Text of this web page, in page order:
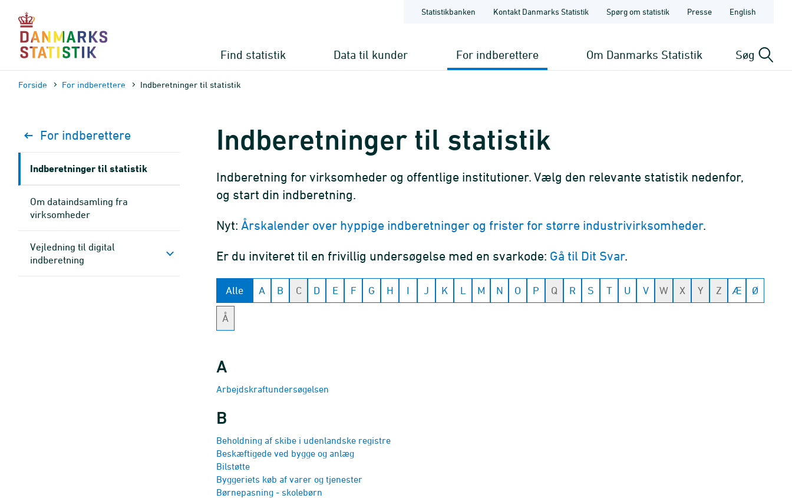
sidens
indhold
Statistikbanken Kontakt Danmarks Statistik Spørg om statistik Presse English
Find statistik Data til kunder For indberettere Om Danmarks Statistik Søg
Forside For indberettere Indberetninger til statistik
Indberetninger til statistik
Indberetning for virksomheder og offentlige institutioner. Vælg den relevante statistik nedenfor,
og start din indberetning.
Nyt: Årskalender over hyppige indberetninger og frister for større industrivirksomheder.
Er du inviteret til en frivillig undersøgelse med en svarkode: Gå til Dit Svar.
Alle A B C D E F G H I J K L M N O P Q R S T U V W X Y Z Æ Ø
Å
A
Arbejds­kraftunder­søgelsen
B
Beholdning af skibe i udenland­ske registre
Beskæftig­ede ved bygge og anlæg
Bilstøtte
Byggeriets køb af varer og tjenester
Børnepasning - skolebørn
For indberettere
Indberetninger til statistik
Om dataindsamling fra
virksomheder
Vejledning til digital
indberetning